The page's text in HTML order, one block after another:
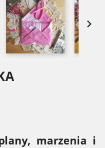

marzenia i